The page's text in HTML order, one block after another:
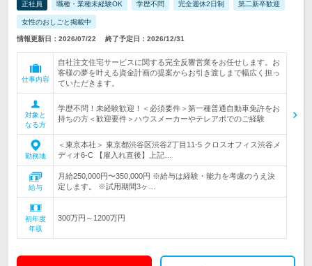
正社員 職種・業種未経験OK 学歴不問 完全週休2日制 第二新卒歓迎
女性のおしごと掲載中
情報更新日：2026/07/22 終了予定日：2026/12/31
仕事内容
自社注文住宅サービスに関する完全反響営業をお任せします。お
客様の夢を叶える資金計画の提案からお引き渡しまで幅広く担っ
ていただきます。
対象と
なる方
学歴不問！未経験歓迎！＜必須要件＞第一種普通自動車免許をお
持ちの方＜歓迎要件＞ハウスメーカーやテレアポでのご経験
勤務地
＜東京本社＞ 東京都渋谷区渋谷2丁目11-5 クロスオフィス渋谷メ
ディオ6-C 【雇入れ直後】上記…
給与
月給250,000円〜350,000円 ※給与は経験・能力を考慮のうえ決
定します。 ※試用期間3ヶ…
初年度
年収
300万円～1200万円